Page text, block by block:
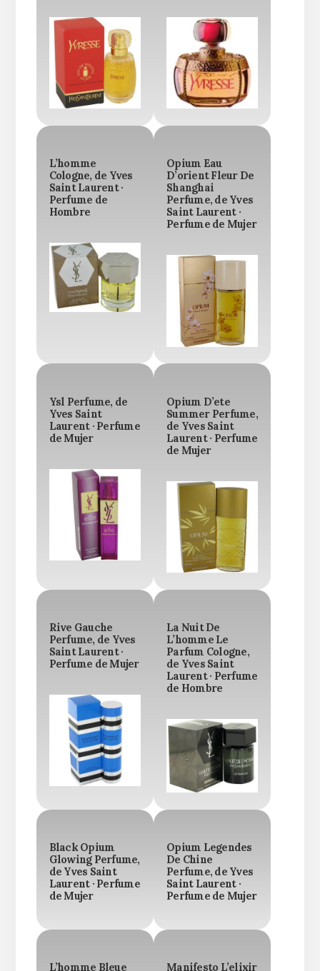
L’homme
Cologne, de Yves
Saint Laurent ·
Perfume de
Hombre
Opium Eau
D’orient Fleur De
Shanghai
Perfume, de Yves
Saint Laurent ·
Perfume de Mujer
Ysl Perfume, de
Yves Saint
Laurent · Perfume
de Mujer
Opium D’ete
Summer Perfume,
de Yves Saint
Laurent · Perfume
de Mujer
Rive Gauche
Perfume, de Yves
Saint Laurent ·
Perfume de Mujer
La Nuit De
L’homme Le
Parfum Cologne,
de Yves Saint
Laurent · Perfume
de Hombre
Black Opium
Glowing Perfume,
de Yves Saint
Laurent · Perfume
de Mujer
Opium Legendes
De Chine
Perfume, de Yves
Saint Laurent ·
Perfume de Mujer
L’homme Bleue Manifesto L’elixir